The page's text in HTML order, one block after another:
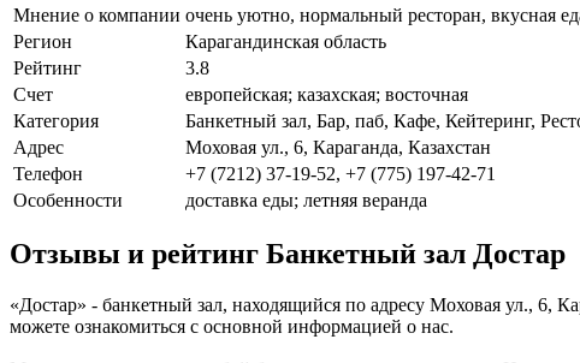
Мнение о компании очень уютно, нормальный ресторан, вкусная
Регион
Карагандинская область
Рейтинг
3.8
Счет
европейская; казахская; восточная
Категория
Банкетный зал, Бар, паб, Кафе, Кейтеринг,
Адрес
Моховая ул., 6, Караганда, Казахстан
Телефон
+7 (7212) 37-19-52, +7 (775) 197-42-71
Особенности
доставка еды; летняя веранда
Отзывы и рейтинг Банкетный зал Достар
«Достар» - банкетный зал, находящийся по адресу Моховая ул., 6,
можете ознакомиться с основной информацией о нас.